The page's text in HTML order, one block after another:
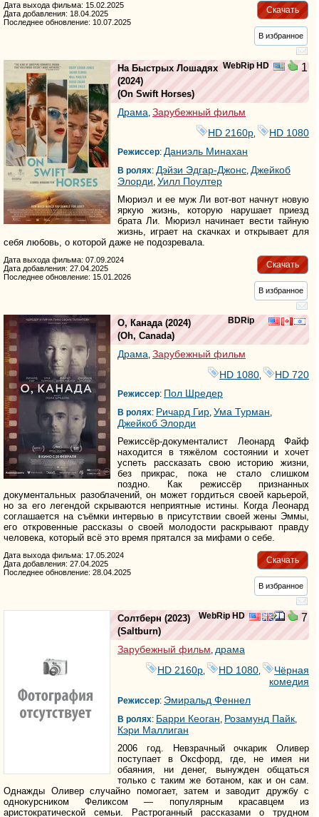
Скачать
Дата выхода фильма: 15.02.2025
Дата добавления: 18.04.2025
Последнее обновление: 10.07.2025
В избранное
WebRip HD 1
На Быстрых Лошадях
(2024)
(On Swift Horses)
Драма, Зарубежный фильм
HD 2160р, HD 1080
Режиссер: Даниэль Минахан
В ролях: Дэйзи Эдгар-Джонс, Джейкоб
Элорди, Уилл Поултер
Мюриэл и ее муж Ли вот-вот начнут новую
яркую жизнь, которую нарушает приезд
брата Ли. Мюриэл начинает вести тайную
жизнь, играет на скачках и открывает для
себя любовь, о которой даже не подозревала.
Скачать
Дата выхода фильма: 07.09.2024
Дата добавления: 27.04.2025
Последнее обновление: 15.01.2026
В избранное
BDRip
О, Канада(2024)
(Oh, Canada)
Драма, Зарубежный фильм
HD 1080
HD 720
Режиссер: Пол Шредер
В ролях: Ричард Гир, Ума Турман,
Джейкоб Элорди
Режиссёр-документалист Леонард Файф
находится в тяжёлом состоянии и хочет
успеть рассказать свою историю жизни,
без прикрас, пока не стало слишком
поздно. Как режиссёр признанных
документальных разоблачений, он может гордиться своей карьерой,
но за его легендой скрываются неприятные истины. Когда Леонард
соглашается на съёмки интервью в присутствии своей жены Эммы,
его откровенные рассказы о своей молодости раскрывают правду
человека, который всё это время прятался за мифами о себе.
Скачать
Дата выхода фильма: 17.05.2024
Дата добавления: 27.04.2025
Последнее обновление: 28.04.2025
В избранное
WebRip HD 7
Солтберн (2023)
(Saltburn)
Зарубежный фильм, драма
HD 2160р
HD 1080
Чёрная
комедия
Режиссер: Эмиральд Феннел
В ролях: Барри Кеоган, Розамунд Пайк,
Кэри Маллиган
2006 год. Невзрачный очкарик Оливер
поступает в Оксфорд, где, не имея ни
обаяния, ни денег, вынужден общаться
только с таким же ботаном, как и он сам.
Однажды Оливер случайно помогает, затем и заводит дружбу с
однокурсником Феликсом — популярным красавцем из
аристократической семьи. Растроганный рассказами о трудном